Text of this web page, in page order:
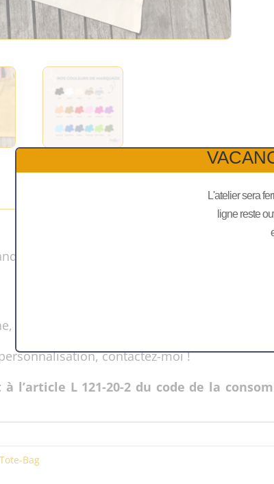
aucune modification ultérieure ne sera
contactez-moi !
l’article L 121-20-2 du code de la
Tote-Bag
L'atelier sera
ligne reste